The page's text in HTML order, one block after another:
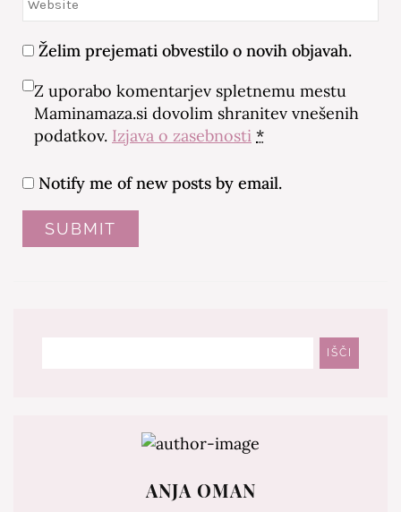
Želim prejemati obvestilo o novih objavah.
Z uporabo komentarjev spletnemu mestu
Maminamaza.si dovolim shranitev vnešenih
podatkov. Izjava o zasebnosti *
Notify me of new posts by email.
IŠČI
ANJA OMAN